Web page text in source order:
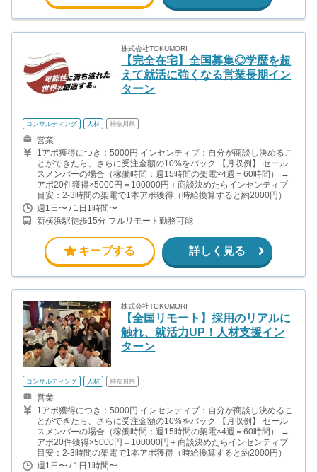
株式会社TOKUMORI
【完全在宅】全国募集◎学歴を超
えて就活に強くなる営業長期イン
ターン
コンサルティング 人材 神奈川県
営業
1アポ獲得につき：5000円 インセンティブ：自分が商談し決めるこ
とができたら、さらに受注金額の10%をバック 【月収例】 セール
スメンバーの場合（稼働時間：週15時間の架電×4週＝60時間） →
アポ20件獲得×5000円＝100000円＋商談決めたらインセンティブ
目安：2-3時間の架電で1本アポ獲得（時給換算すると約2000円）
週1日〜 / 1日1時間〜
新横浜駅徒歩15分 フルリモート勤務可能
キープする 詳しく見る
株式会社TOKUMORI
【全国リモート】採用のリアルに
触れ、就活力UP！人材支援イン
ターン
コンサルティング 人材 神奈川県
営業
1アポ獲得につき：5000円 インセンティブ：自分が商談し決めるこ
とができたら、さらに受注金額の10%をバック 【月収例】 セール
スメンバーの場合（稼働時間：週15時間の架電×4週＝60時間） →
アポ20件獲得×5000円＝100000円＋商談決めたらインセンティブ
目安：2-3時間の架電で1本アポ獲得（時給換算すると約2000円）
週1日〜 / 1日1時間〜